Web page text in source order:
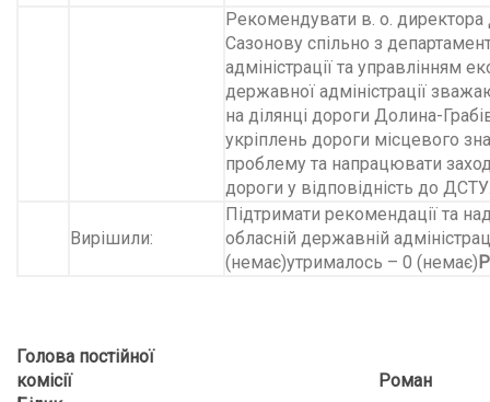
Рекомендувати в. о.
Сазонову спільно з
адміністрації та управлінням
державної адміністрації
на ділянці дороги Долина-
укріплень дороги місцевого
проблему та напрацювати
дороги у відповідність до
Вирішили:
Підтримати рекомендації та
обласній державній
(немає)утрималось – 0 (немає)
Голова постійної
комісії Роман